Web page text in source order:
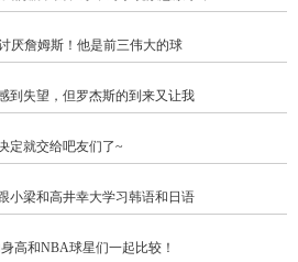
厌詹姆斯！他是前三伟大的球
到失望，但罗杰斯的到来又让我
定就交给吧友们了~
小梁和高井幸大学习韩语和日语
高和NBA球星们一起比较！